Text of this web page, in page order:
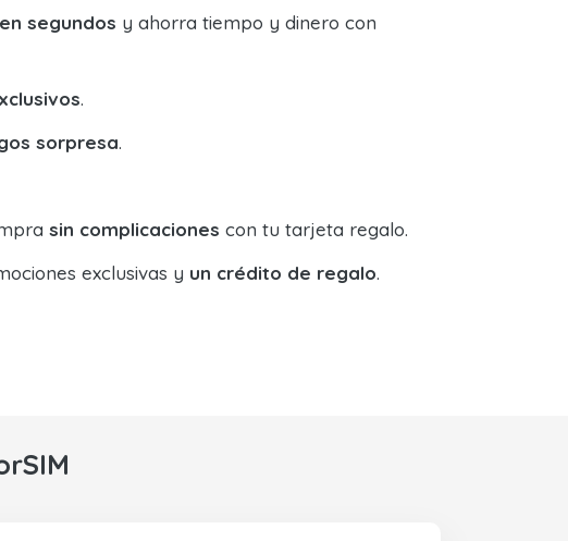
segundos y ahorra tiempo y dinero con
.
sorpresa.
sin complicaciones con tu tarjeta regalo.
exclusivas y un crédito de regalo.